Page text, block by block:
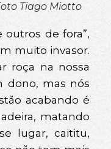
Tiago Miotto
outros de fora”,
muito invasor.
roça na nossa
dono, mas nós
acabando é
matando
lugar, caititu,